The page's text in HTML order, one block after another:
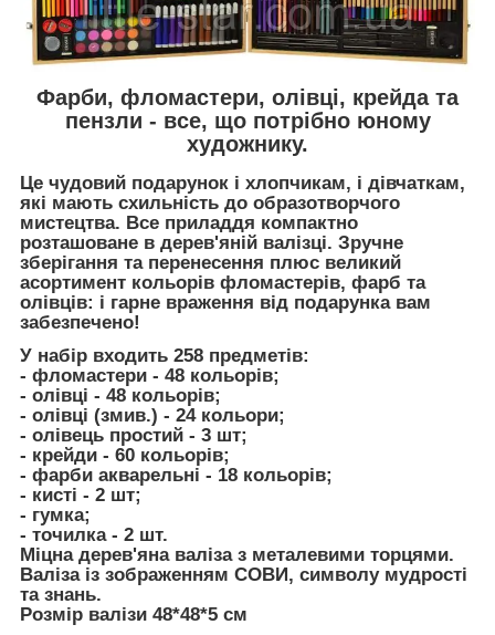
Фарби, фломастери, олівці, крейда та
пензли - все, що потрібно юному
художнику.
Це чудовий подарунок і хлопчикам, і дівчаткам,
які мають схильність до образотворчого
мистецтва. Все приладдя компактно
розташоване в дерев'яній валізці. Зручне
зберігання та перенесення плюс великий
асортимент кольорів фломастерів, фарб та
олівців: і гарне враження від подарунка вам
забезпечено!
У набір входить 258 предметів:
- фломастери - 48 кольорів;
- олівці - 48 кольорів;
- олівці (змив.) - 24 кольори;
- олівець простий - 3 шт;
- крейди - 60 кольорів;
- фарби акварельні - 18 кольорів;
- кисті - 2 шт;
- гумка;
- точилка - 2 шт.
Міцна дерев'яна валіза з металевими торцями.
Валіза із зображенням СОВИ, символу мудрості
та знань.
Розмір валізи 48*48*5 см